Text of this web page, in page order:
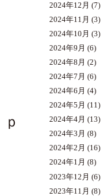
2024年12月 (7)
2024年11月 (3)
2024年10月 (3)
2024年9月 (6)
2024年8月 (2)
2024年7月 (6)
2024年6月 (4)
2024年5月 (11)
2024年4月 (13)
2024年3月 (8)
2024年2月 (16)
2024年1月 (8)
2023年12月 (6)
2023年11月 (8)